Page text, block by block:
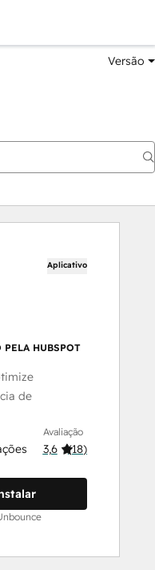
Versão
Aplicativo
PELA HUBSPOT
de
Avaliação
3,6 (18)